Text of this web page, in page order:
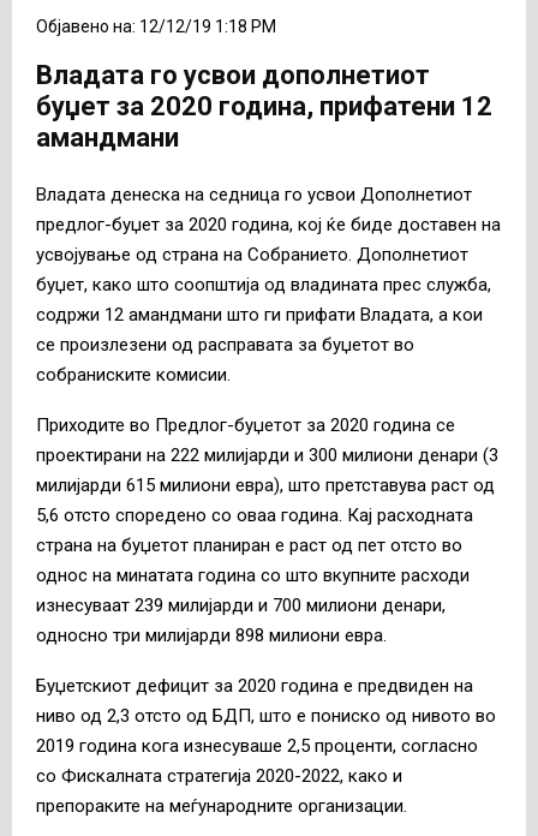
Објавено на: 12/12/19 1:18 PM
Владата го усвои дополнетиот
буџет за 2020 година, прифатени 12
амандмани
Владата денеска на седница го усвои Дополнетиот
предлог-буџет за 2020 година, кој ќе биде доставен на
усвојување од страна на Собранието. Дополнетиот
буџет, како што соопштија од владината прес служба,
содржи 12 амандмани што ги прифати Владата, а кои
се произлезени од расправата за буџетот во
собраниските комисии.
Приходите во Предлог-буџетот за 2020 година се
проектирани на 222 милијарди и 300 милиони денари (3
милијарди 615 милиони евра), што претставува раст од
5,6 отсто споредено со оваа година. Кај расходната
страна на буџетот планиран е раст од пет отсто во
однос на минатата година со што вкупните расходи
изнесуваат 239 милијарди и 700 милиони денари,
односно три милијарди 898 милиони евра.
Буџетскиот дефицит за 2020 година е предвиден на
ниво од 2,3 отсто од БДП, што е пониско од нивото во
2019 година кога изнесуваше 2,5 проценти, согласно
со Фискалната стратегија 2020-2022, како и
препораките на меѓународните организации.